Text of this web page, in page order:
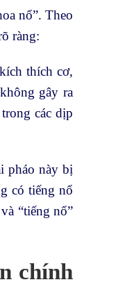
nổ”. Theo
ràng:
thích cơ,
gây ra
các dịp
pháo này bị
có tiếng nổ
“tiếng nổ”
chính